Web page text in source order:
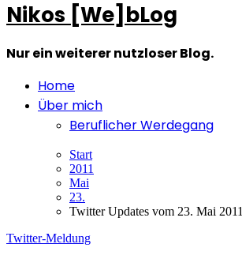
Nikos [We]bLog
Nur ein weiterer nutzloser Blog.
Home
Über mich
Beruflicher Werdegang
Start
2011
Mai
23.
Twitter Updates vom 23. Mai 2011
Twitter-Meldung